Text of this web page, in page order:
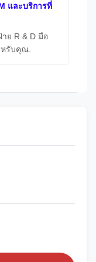
และบริการที่
ย R & D มือ
รับคุณ.